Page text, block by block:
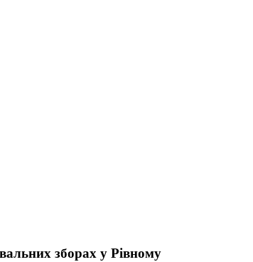
зборах у Рівному